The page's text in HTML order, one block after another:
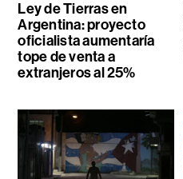
Ley de Tierras en
Argentina: proyecto
oficialista aumentaría
tope de venta a
extranjeros al 25%